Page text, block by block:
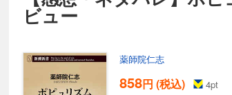
ビュー
薬師院仁志
858円 (税込) 4pt